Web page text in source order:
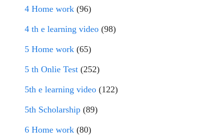
4 Home work (96)
4 th e learning video (98)
5 Home work (65)
5 th Onlie Test (252)
5th e learning video (122)
5th Scholarship (89)
6 Home work (80)